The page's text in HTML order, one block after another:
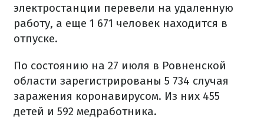
электростанции перевели на удаленную
работу, а еще 1 671 человек находится в
отпуске.
По состоянию на 27 июля в Ровненской
области зарегистрированы 5 734 случая
заражения коронавирусом. Из них 455
детей и 592 медработника.